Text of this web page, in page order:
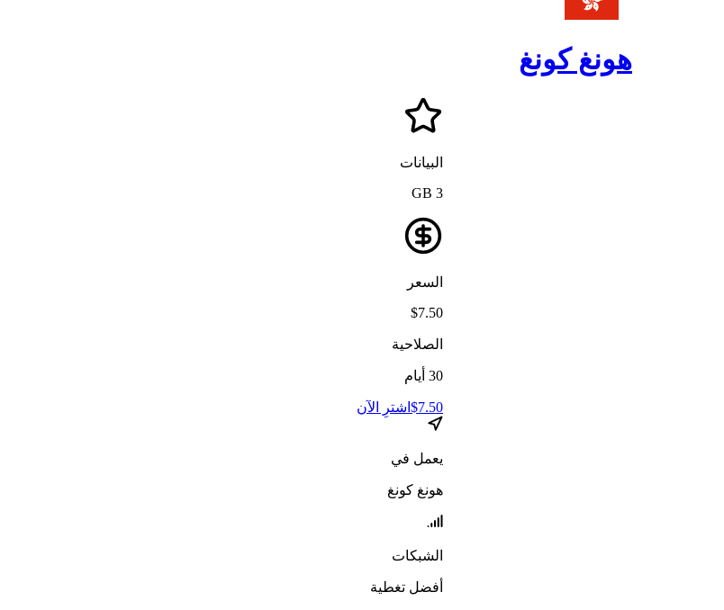
هونغ كونغ
البيانات
3
السعر
$7.50
الصلاحية
30 أيام
$7.50 اشترِ الآن
يعمل في
هونغ كونغ
الشبكات
أفضل تغطية